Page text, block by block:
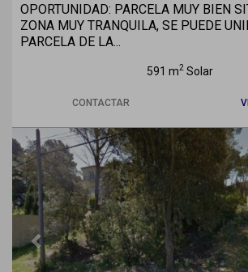
OPORTUNIDAD: PARCELA MUY BIEN
ZONA MUY TRANQUILA, SE PUEDE
PARCELA DE LA...
591 m2Solar
CONTACTAR
Previous